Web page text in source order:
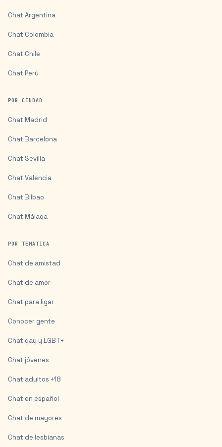
Chat Argentina
Chat Colombia
Chat Chile
Chat Perú
POR CIUDAD
Chat Madrid
Chat Barcelona
Chat Sevilla
Chat Valencia
Chat Bilbao
Chat Málaga
POR TEMÁTICA
Chat de amistad
Chat de amor
Chat para ligar
Conocer gente
Chat gay y LGBT+
Chat jóvenes
Chat adultos +18
Chat en español
Chat de mayores
Chat de lesbianas